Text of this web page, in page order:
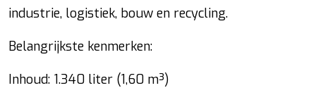
industrie, logistiek, bouw en recycling.
Belangrijkste kenmerken:
Inhoud: 1.340 liter (1,60 m³)